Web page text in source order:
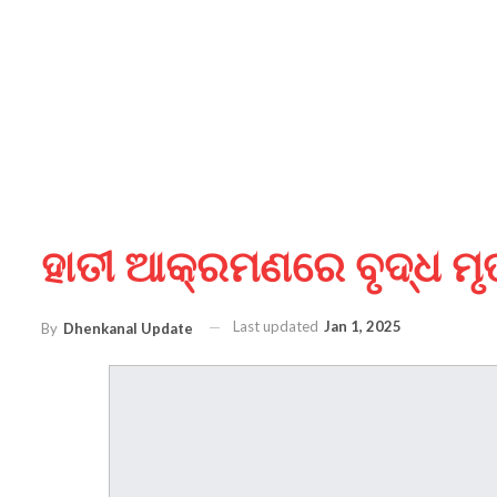
ହାତୀ ଆକ୍ରମଣରେ ବୃଦ୍ଧ
By Dhenkanal Update Last updated Jan 1, 2025